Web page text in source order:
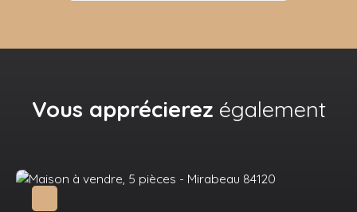
Vous apprécierez également